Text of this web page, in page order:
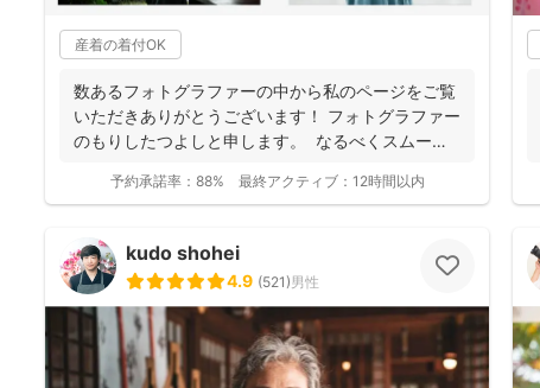
産着の着付OK
数あるフォトグラファーの中から私のページをご覧
いただきありがとうございます！ フォトグラファー
のもりしたつよしと申します。 なるべくスムーズ
予約承諾率： 88% 最終アクティブ： 12時間以内
kudo shohei
4.9 (521)男性